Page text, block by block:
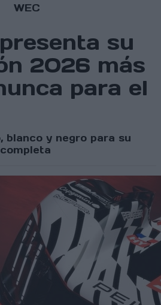
WEC
su
2026 más
para el
blanco y negro para su